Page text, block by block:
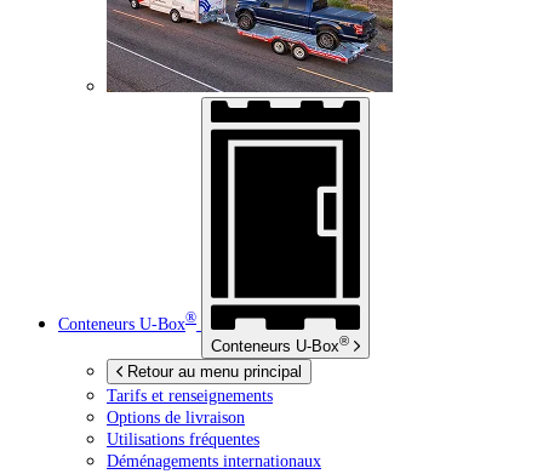
Conteneurs U-Box®
Conteneurs U-Box®
Retour au menu principal
Tarifs et renseignements
Options de livraison
Utilisations fréquentes
Déménagements internationaux